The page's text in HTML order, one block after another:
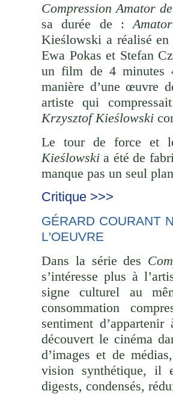
Compression Amator
sa durée de :Amator
Kieślowski a réalisé
Ewa Pokas et Stefan
un film de 4 minutes
manière d’une œuvre
artiste qui
Krzysztof Kieślowski
Le tour de force et
Kieślowski a été de
manque pas un seul
Critique >>>
GÉRARD COURANT
L'OEUVRE
Dans la série des
s’intéresse plus à
signe culturel au
consommation
sentiment
découvert le cinéma
d’images et de
vision synthétique, il
digests, condensés,